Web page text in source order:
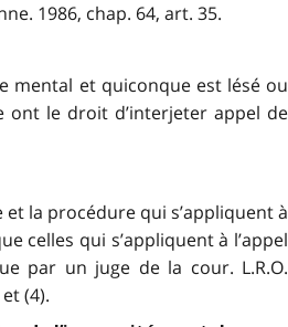
1986, chap. 64, art. 35.
mental et quiconque est lésé ou
ont le droit d’interjeter appel de
la procédure qui s’appliquent à
celles qui s’appliquent à l’appel
par un juge de la cour. L.R.O.
(4).